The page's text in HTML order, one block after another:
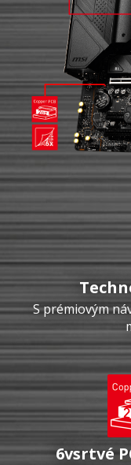
S prémiovým
6vsrtvé